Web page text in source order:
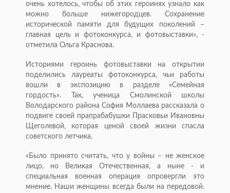
очень хотелось, чтобы об этих героинях узнало как
можно больше нижегородцев. Сохранение
исторической памяти для будущих поколений –
главная цель и фотоконкурса, и фотовыставки», -
отметила Ольга Краснова.
Историями героинь фотовыставки на открытии
поделились лауреаты фотоконкурса, чьи работы
вошли в экспозицию в разделе «Семейная
гордость». Так, ученица Смолинской школы
Володарского района София Моллаева рассказала о
подвиге своей прапрабабушки Прасковьи Ивановны
Щеголевой, которая ценой своей жизни спасла
советского летчика.
«Было принято считать, что у войны – не женское
лицо, но Великая Отечественная, а ныне - и
специальная военная операция опровергли это
мнение. Наши женщины всегда были на передовой.